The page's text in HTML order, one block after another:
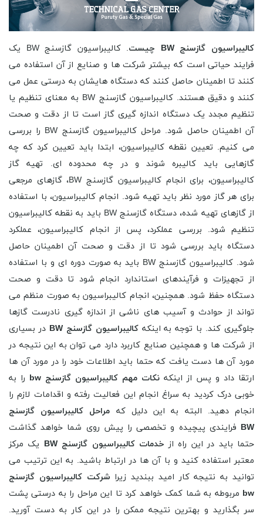
کالیبراسیون گازسنج BW چیست
. کالیبراسیون گازسنج BW یک
فرایند حیاتی است که بیشتر شرکت ها و صنایع از آن استفاده می
کنند تا اطمینان حاصل کنند که دستگاه هایشان به درستی عمل می
کنند و دقیق هستند. کالیبراسیون گازسنج BW به معنای تنظیم یا
تنظیم مجدد یک دستگاه اندازه گیری گاز است تا از دقت و صحت
آن اطمینان حاصل شود. مراحل کالیبراسیون گازسنج BW را بررسی
می کنیم. تعیین نقطه کالیبراسیون، ابتدا باید تعیین کرد که چه
گازهایی باید کالیبره شوند و در چه محدوده ای. تهیه گاز
کالیبراسیون، برای انجام کالیبراسیون گازسنج BW، گازهای مرجعی
برای هر گاز مورد نظر باید تهیه شود. انجام کالیبراسیون، با استفاده
از گازهای تهیه شده، دستگاه گازسنج BW باید به نقطه کالیبراسیون
تنظیم شود. بررسی عملکرد، پس از انجام کالیبراسیون، عملکرد
دستگاه باید بررسی شود تا از دقت و صحت آن اطمینان حاصل
شود. کالیبراسیون گازسنج BW باید به صورت دوره ای و با استفاده
از تجهیزات و فرآیندهای استاندارد انجام شود تا دقت و صحت
دستگاه حفظ شود. همچنین، انجام کالیبراسیون به صورت منظم می
تواند از حوادث و آسیب های ناشی از اندازه گیری نادرست گازها
جلوگیری کند. با توجه به اینکهکالیبراسیون گازسنج BW
در بسیاری
از شرکت ها و همچنین صنایع کاربرد دارد می توان به این نتیجه در
مورد آن ها دست یافت که حتما باید اطلاعات خود را در مورد آن ها
ارتقا داد و پس از اینکه نکات مهم کالیبراسیون گازسنج bw
را به
خوبی درک کردید به سراغ انجام این فعالیت رفته و اقدامات لازم را
انجام دهید. البته به این دلیل که مراحل کالیبراسیون گازسنج
BW فرایندی پیچیده و تخصصی را پیش روی شما خواهد گذاشت
حتما باید در این راه از خدمات کالیبراسیون گازسنج BW
یک مرکز
معتبر استفاده کنید و با آن ها در ارتباط باشید. به این ترتیب می
توانید به نتیجه کار امید ببندید زیرا شرکت کالیبراسیون گازسنج
bw مربوطه به شما کمک خواهد کرد تا این مراحل را به درستی پشت
سر بگذارید و بهترین نتیجه ممکن را در این کار به دست آورید.